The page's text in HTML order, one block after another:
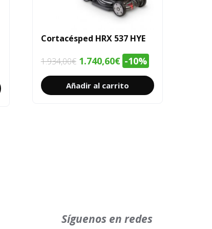
Cortacésped HRX 537 HYE
1.934,00€ El
precio
original
1.740,60€El
precio
actual
-10%
Añadir al carrito
Síguenos en redes